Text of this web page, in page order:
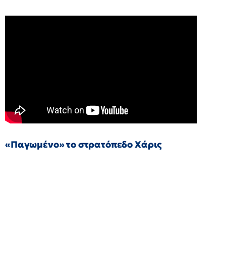
«Παγωμένο» το στρατόπεδο Χάρις